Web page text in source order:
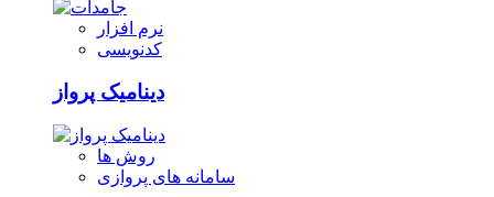
نرم افزار
کدنویسی
دینامیک پرواز
روش ها
سامانه های پروازی